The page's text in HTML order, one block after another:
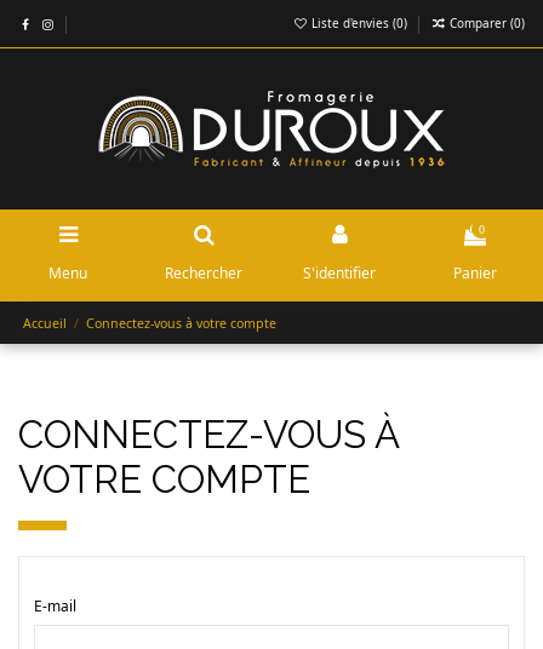
Liste d'envies (0) Comparer (0)
Menu Rechercher S'identifier
0
Panier
Accueil Connectez-vous à votre compte
CONNECTEZ-VOUS À
VOTRE COMPTE
E-mail